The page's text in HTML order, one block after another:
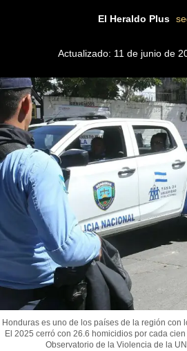
El Heraldo Plus
Actualizado: 11 de junio de
Honduras es uno de los países de la región con
El 2025 cerró con 26.6 homicidios por cada
Observatorio de la Violencia de la